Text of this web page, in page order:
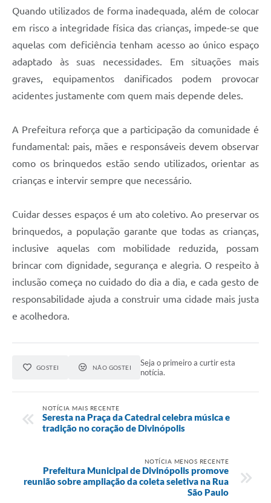
Quando utilizados de forma inadequada, além de colocar
em risco a integridade física das crianças, impede-se que
aquelas com deficiência tenham acesso ao único espaço
adaptado às suas necessidades. Em situações mais
graves, equipamentos danificados podem provocar
acidentes justamente com quem mais depende deles.
A Prefeitura reforça que a participação da comunidade é
fundamental: pais, mães e responsáveis devem observar
como os brinquedos estão sendo utilizados, orientar as
crianças e intervir sempre que necessário.
Cuidar desses espaços é um ato coletivo. Ao preservar os
brinquedos, a população garante que todas as crianças,
inclusive aquelas com mobilidade reduzida, possam
brincar com dignidade, segurança e alegria. O respeito à
inclusão começa no cuidado do dia a dia, e cada gesto de
responsabilidade ajuda a construir uma cidade mais justa
e acolhedora.
GOSTEI NÃO GOSTEI
Seja o primeiro a curtir esta
notícia.
NOTÍCIA MAIS RECENTE
Seresta na Praça da Catedral celebra música e
tradição no coração de Divinópolis
NOTÍCIA MENOS RECENTE
Prefeitura Municipal de Divinópolis promove
reunião sobre ampliação da coleta seletiva na Rua
São Paulo